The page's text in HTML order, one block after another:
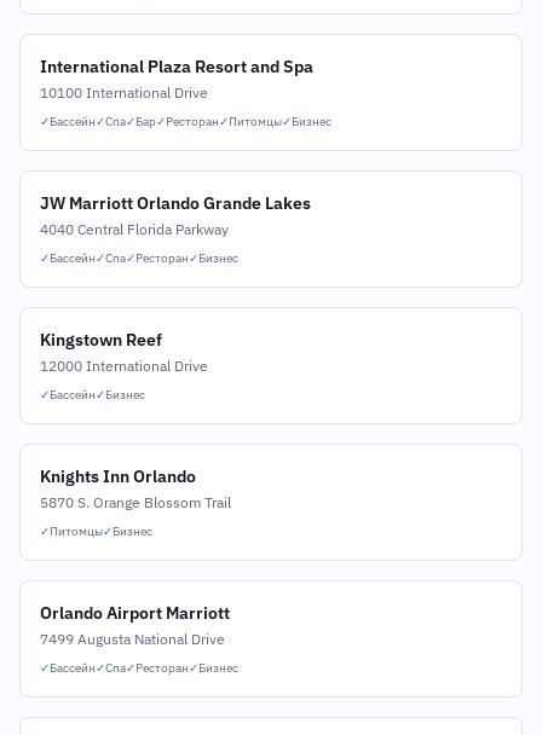
International Plaza Resort and Spa
10100 International Drive
✓Бассейн✓Спа✓Бар✓Ресторан✓Питомцы✓Бизнес
JW Marriott Orlando Grande Lakes
4040 Central Florida Parkway
✓Бассейн✓Спа✓Ресторан✓Бизнес
Kingstown Reef
12000 International Drive
✓Бассейн✓Бизнес
Knights Inn Orlando
5870 S. Orange Blossom Trail
✓Питомцы✓Бизнес
Orlando Airport Marriott
7499 Augusta National Drive
✓Бассейн✓Спа✓Ресторан✓Бизнес